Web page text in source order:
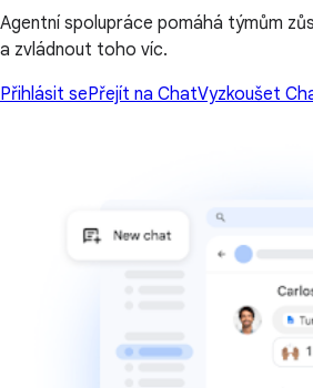
Agentní spolupráce pomáhá týmům
a zvládnout toho víc.
Přihlásit sePřejít na ChatVyzkoušet